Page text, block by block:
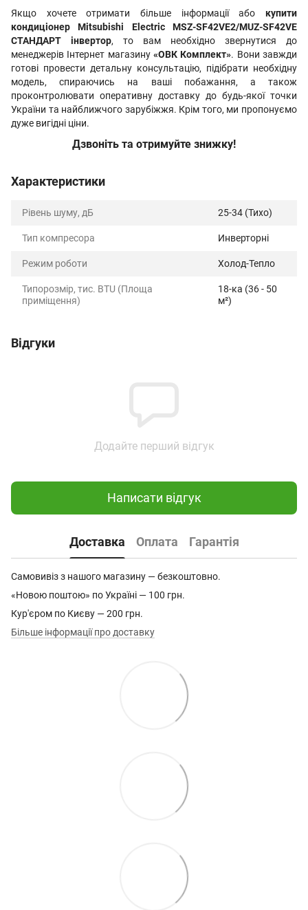
Якщо хочете отримати більше інформації або купити
кондиціонер Mitsubishi Electric MSZ-SF42VE2/MUZ-SF42VE
СТАНДАРТ інвертор, то вам необхідно звернутися до
менеджерів Інтернет магазину «ОВК Комплект». Вони завжди
готові провести детальну консультацію, підібрати необхідну
модель, спираючись на ваші побажання, а також
проконтролювати оперативну доставку до будь-якої точки
України та найближчого зарубіжжя. Крім того, ми пропонуємо
дуже вигідні ціни.
Дзвоніть та отримуйте знижку!
Характеристики
Рівень шуму, дБ 25-34 (Тихо)
Тип компресора Инверторні
Режим роботи Холод-Тепло
Типорозмір, тис. BTU (Площа
приміщення)
18-ка (36 - 50
м²)
Відгуки
Додайте перший відгук
Написати відгук
Доставка Оплата Гарантія
Самовивіз з нашого магазину — безкоштовно.
«Новою поштою» по Україні — 100 грн.
Кур'єром по Києву — 200 грн.
Більше інформації про доставку